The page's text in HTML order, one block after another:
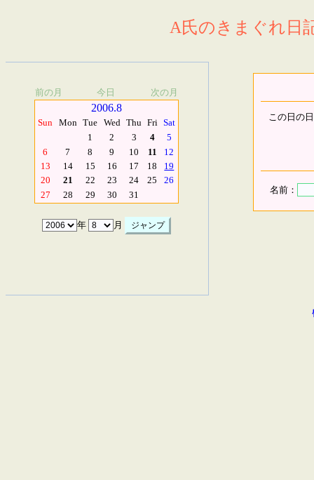
A氏のきまぐれ日
前の月 今日 次の月
2006.8
Sun Mon Tue Wed Thu Fri Sat
1
2 3 4
5
6
7 8 9 10 11
12
13
14 15 16 17 18
19
20
21 22 23 24 25
26
27
28 29 30 31
年 月
この日の
名前：